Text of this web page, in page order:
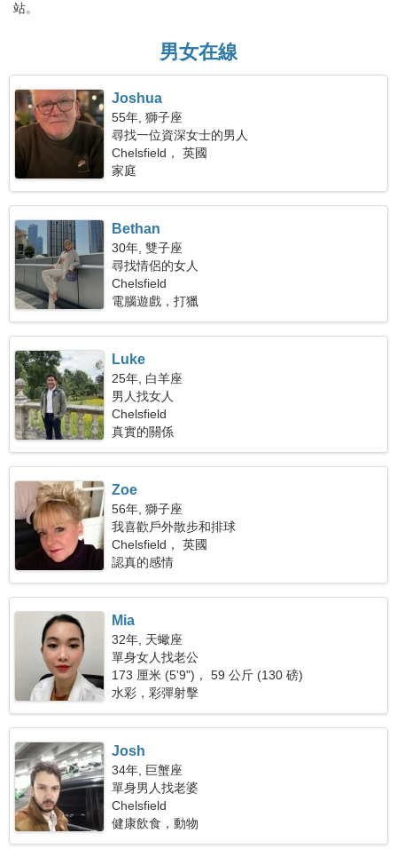
站。
男女在線
Joshua
55年, 獅子座
尋找一位資深女士的男人
Chelsfield， 英國
家庭
Bethan
30年, 雙子座
尋找情侶的女人
Chelsfield
電腦遊戲，打獵
Luke
25年, 白羊座
男人找女人
Chelsfield
真實的關係
Zoe
56年, 獅子座
我喜歡戶外散步和排球
Chelsfield， 英國
認真的感情
Mia
32年, 天蠍座
單身女人找老公
173 厘米 (5'9")， 59 公斤 (130 磅)
水彩，彩彈射擊
Josh
34年, 巨蟹座
單身男人找老婆
Chelsfield
健康飲食，動物